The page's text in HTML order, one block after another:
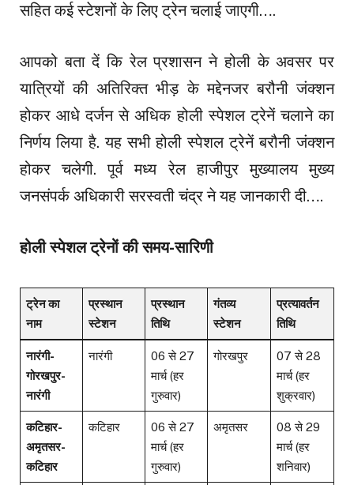
सहित कई स्टेशनों के लिए ट्रेन चलाई जाएगी….
आपको बता दें कि रेल प्रशासन ने होली के अवसर पर
यात्रियों की अतिरिक्त भीड़ के मद्देनजर बरौनी जंक्शन
होकर आधे दर्जन से अधिक होली स्पेशल ट्रेनें चलाने का
निर्णय लिया है. यह सभी होली स्पेशल ट्रेनें बरौनी जंक्शन
होकर चलेगी. पूर्व मध्य रेल हाजीपुर मुख्यालय मुख्य
जनसंपर्क अधिकारी सरस्वती चंद्र ने यह जानकारी दी….
होली स्पेशल ट्रेनों की समय-सारिणी
ट्रेन का
नाम
प्रस्थान
स्टेशन
प्रस्थान
तिथि
गंतव्य
स्टेशन
प्रत्यावर्तन
तिथि
नारंगी-
गोरखपुर-
नारंगी
नारंगी
06 से 27
मार्च (हर
गुरुवार)
गोरखपुर
07 से 28
मार्च (हर
शुक्रवार)
कटिहार-
अमृतसर-
कटिहार
कटिहार
06 से 27
मार्च (हर
गुरुवार)
अमृतसर
08 से 29
मार्च (हर
शनिवार)